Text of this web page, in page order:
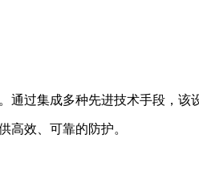
过集成多种先进技术手段，
高效、可靠的防护。